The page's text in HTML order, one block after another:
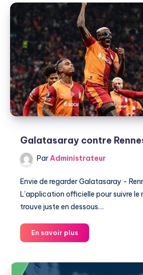
Galatasaray contre
ParAdministrateur
Envie de regarder Galatasaray -
L’application officielle pour suivre
trouve juste en dessous…
En savoir plusGalatasaray
contre